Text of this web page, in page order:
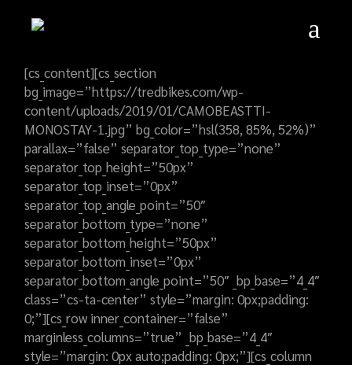
[cs_content][cs_section
bg_image=”https://tredbikes.com/wp-
content/uploads/2019/01/CAMOBEASTTI-
MONOSTAY-1.jpg” bg_color=”hsl(358, 85%, 52%)”
parallax=”false” separator_top_type=”none”
separator_top_height=”50px”
separator_top_inset=”0px”
separator_top_angle_point=”50″
separator_bottom_type=”none”
separator_bottom_height=”50px”
separator_bottom_inset=”0px”
separator_bottom_angle_point=”50″ _bp_base=”4_4″
class=”cs-ta-center” style=”margin: 0px;padding:
0;”][cs_row inner_container=”false”
marginless_columns=”true” _bp_base=”4_4″
style=”margin: 0px auto;padding: 0px;”][cs_column